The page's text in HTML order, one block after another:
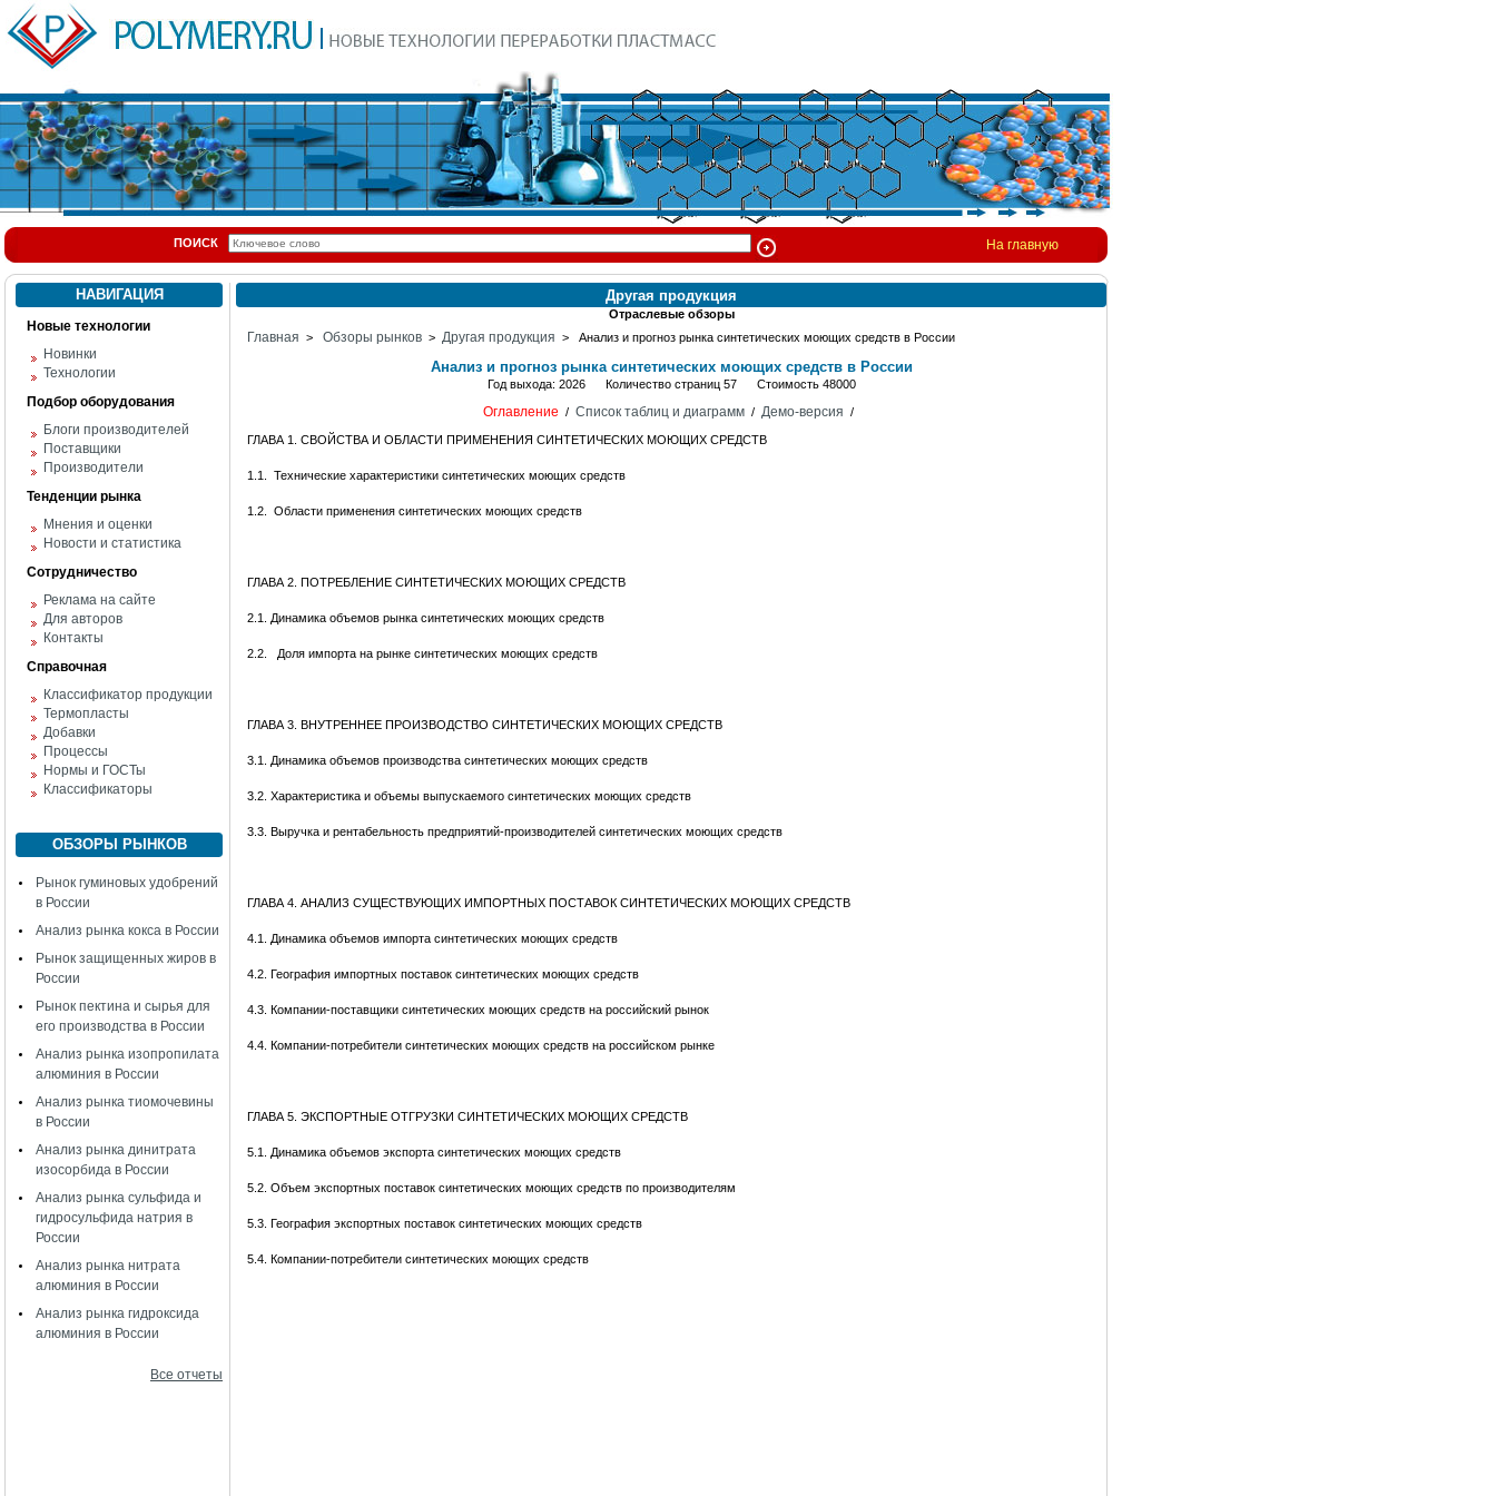
ПОИСК На главную
НАВИГАЦИЯ
Новые технологии
Новинки
Технологии
Подбор оборудования
Блоги производителей
Поставщики
Производители
Тенденции рынка
Мнения и оценки
Новости и статистика
Сотрудничество
Реклама на сайте
Для авторов
Контакты
Справочная
Классификатор продукции
Термопласты
Добавки
Процессы
Нормы и ГОСТы
Классификаторы
ОБЗОРЫ РЫНКОВ
Рынок гуминовых удобрений
в России
Анализ рынка кокса в России
Рынок защищенных жиров в
России
Рынок пектина и сырья для
его производства в России
Анализ рынка изопропилата
алюминия в России
Анализ рынка тиомочевины
в России
Анализ рынка динитрата
изосорбида в России
Анализ рынка сульфида и
гидросульфида натрия в
России
Анализ рынка нитрата
алюминия в России
Анализ рынка гидроксида
алюминия в России
Все отчеты
Другая продукция
Отраслевые обзоры
Главная > Обзоры рынков > Другая продукция > Анализ и прогноз рынка синтетических моющих средств в России
Анализ и прогноз рынка синтетических моющих средств в России
Год выхода: 2026 Количество страниц 57 Стоимость 48000
Оглавление / Список таблиц и диаграмм/ Демо-версия /
ГЛАВА 1. СВОЙСТВА И ОБЛАСТИ ПРИМЕНЕНИЯ СИНТЕТИЧЕСКИХ МОЮЩИХ СРЕДСТВ
1.1. Технические характеристики синтетических моющих средств
1.2. Области применения синтетических моющих средств
ГЛАВА 2. ПОТРЕБЛЕНИЕ СИНТЕТИЧЕСКИХ МОЮЩИХ СРЕДСТВ
2.1. Динамика объемов рынка синтетических моющих средств
2.2. Доля импорта на рынке синтетических моющих средств
ГЛАВА 3. ВНУТРЕННЕЕ ПРОИЗВОДСТВО СИНТЕТИЧЕСКИХ МОЮЩИХ СРЕДСТВ
3.1. Динамика объемов производства синтетических моющих средств
3.2. Характеристика и объемы выпускаемого синтетических моющих средств
3.3. Выручка и рентабельность предприятий-производителей синтетических моющих средств
ГЛАВА 4. АНАЛИЗ СУЩЕСТВУЮЩИХ ИМПОРТНЫХ ПОСТАВОК СИНТЕТИЧЕСКИХ МОЮЩИХ СРЕДСТВ
4.1. Динамика объемов импорта синтетических моющих средств
4.2. География импортных поставок синтетических моющих средств
4.3. Компании-поставщики синтетических моющих средств на российский рынок
4.4. Компании-потребители синтетических моющих средств на российском рынке
ГЛАВА 5. ЭКСПОРТНЫЕ ОТГРУЗКИ СИНТЕТИЧЕСКИХ МОЮЩИХ СРЕДСТВ
5.1. Динамика объемов экспорта синтетических моющих средств
5.2. Объем экспортных поставок синтетических моющих средств по производителям
5.3. География экспортных поставок синтетических моющих средств
5.4. Компании-потребители синтетических моющих средств